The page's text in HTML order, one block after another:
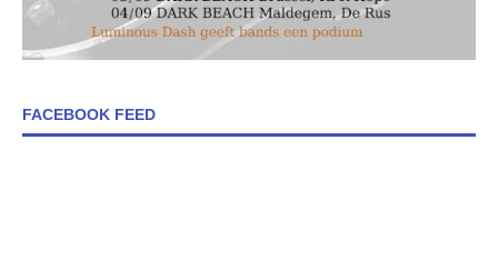
FACEBOOK FEED